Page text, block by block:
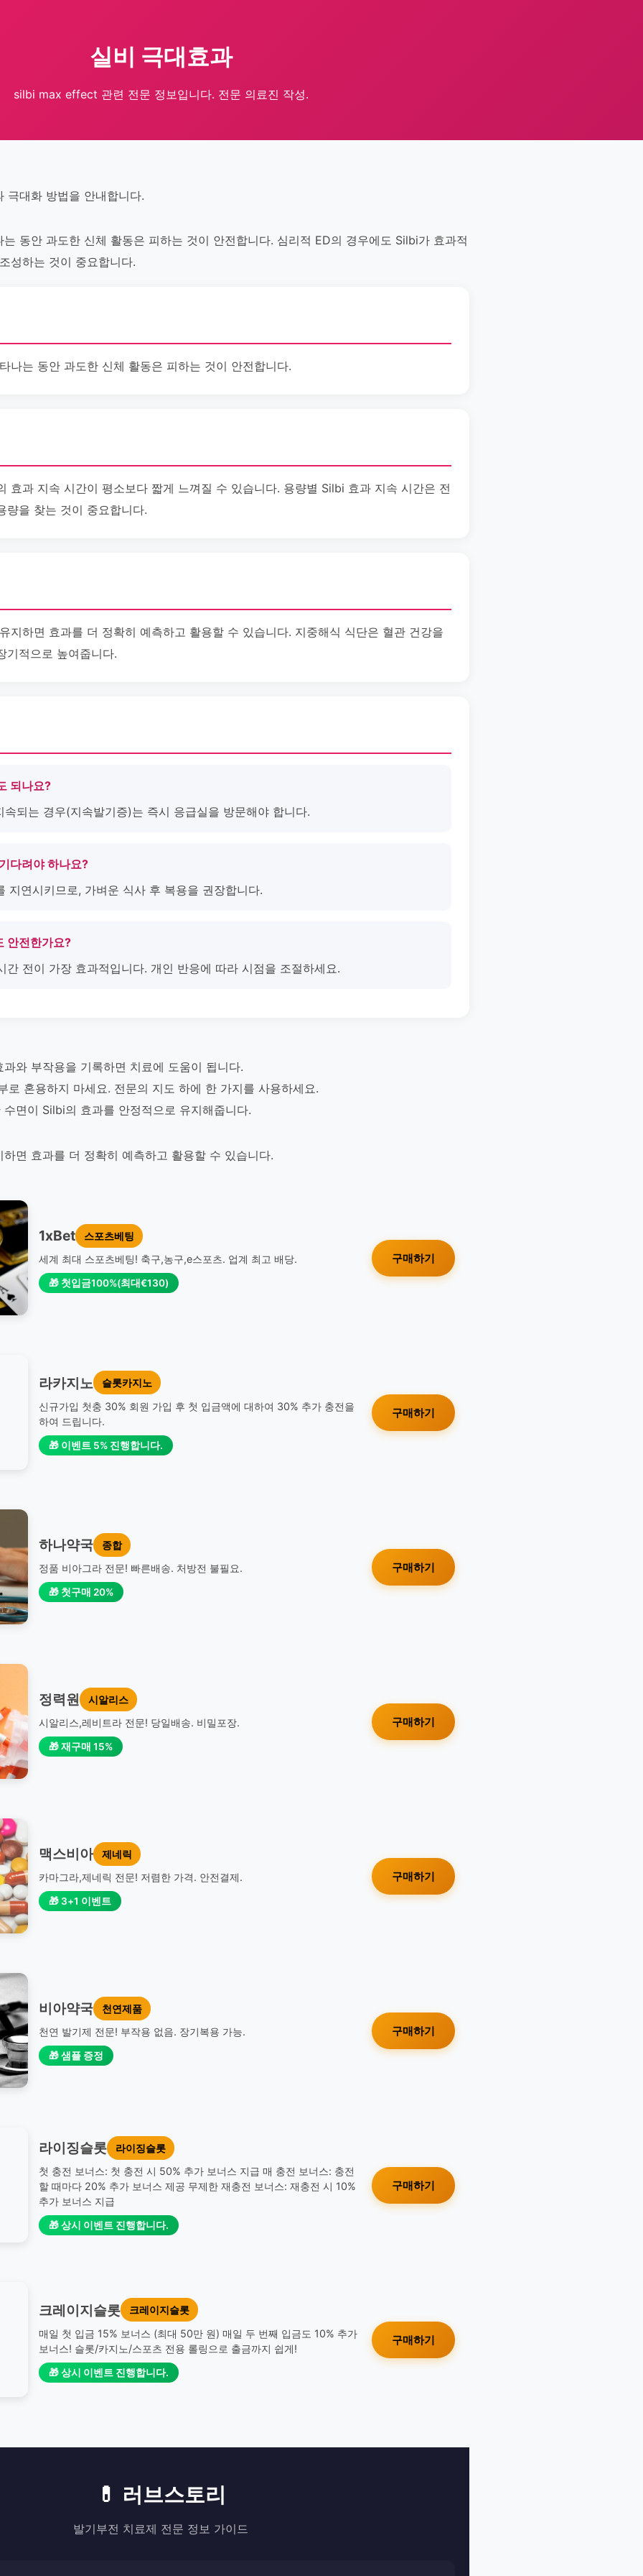
실비 극대효과
silbi max effect 관련 전문 정보입니다. 전문 의료진 작성.
극대화 방법을 안내합니다.
동안 과도한 신체 활동은 피하는 것이 안전합니다. 심리적 ED의 경우에도 Silbi가 효과적
성하는 것이 중요합니다.
나는 동안 과도한 신체 활동은 피하는 것이 안전합니다.
효과 지속 시간이 평소보다 짧게 느껴질 수 있습니다. 용량별 Silbi 효과 지속 시간은 전
량을 찾는 것이 중요합니다.
지하면 효과를 더 정확히 예측하고 활용할 수 있습니다. 지중해식 식단은 혈관 건강을
기적으로 높여줍니다.
되나요?
되는 경우(지속발기증)는 즉시 응급실을 방문해야 합니다.
다려야 하나요?
지연시키므로, 가벼운 식사 후 복용을 권장합니다.
안전한가요?
간 전이 가장 효과적입니다. 개인 반응에 따라 시점을 조절하세요.
와 부작용을 기록하면 치료에 도움이 됩니다.
로 혼용하지 마세요. 전문의 지도 하에 한 가지를 사용하세요.
면이 Silbi의 효과를 안정적으로 유지해줍니다.
면 효과를 더 정확히 예측하고 활용할 수 있습니다.
1xBet
스포츠베팅
세계 최대 스포츠베팅! 축구,농구,e스포츠. 업계 최고 배당.
🎁 첫입금100%(최대€130)
구매하기
라카지노
슬롯카지노
신규가입 첫충 30% 회원 가입 후 첫 입금액에 대하여 30% 추가 충전을
하여 드립니다.
🎁 이벤트 5% 진행합니다.
구매하기
하나약국
종합
정품 비아그라 전문! 빠른배송. 처방전 불필요.
🎁 첫구매 20%
구매하기
정력원
시알리스
시알리스,레비트라 전문! 당일배송. 비밀포장.
🎁 재구매 15%
구매하기
맥스비아
제네릭
카마그라,제네릭 전문! 저렴한 가격. 안전결제.
🎁 3+1 이벤트
구매하기
비아약국
천연제품
천연 발기제 전문! 부작용 없음. 장기복용 가능.
🎁 샘플 증정
구매하기
라이징슬롯
라이징슬롯
첫 충전 보너스: 첫 충전 시 50% 추가 보너스 지급 매 충전 보너스: 충전
할 때마다 20% 추가 보너스 제공 무제한 재충전 보너스: 재충전 시 10%
추가 보너스 지급
🎁 상시 이벤트 진행합니다.
구매하기
크레이지슬롯
크레이지슬롯
매일 첫 입금 15% 보너스 (최대 50만 원) 매일 두 번째 입금도 10% 추가
보너스! 슬롯/카지노/스포츠 전용 롤링으로 출금까지 쉽게!
🎁 상시 이벤트 진행합니다.
구매하기
💊 러브스토리
발기부전 치료제 전문 정보 가이드